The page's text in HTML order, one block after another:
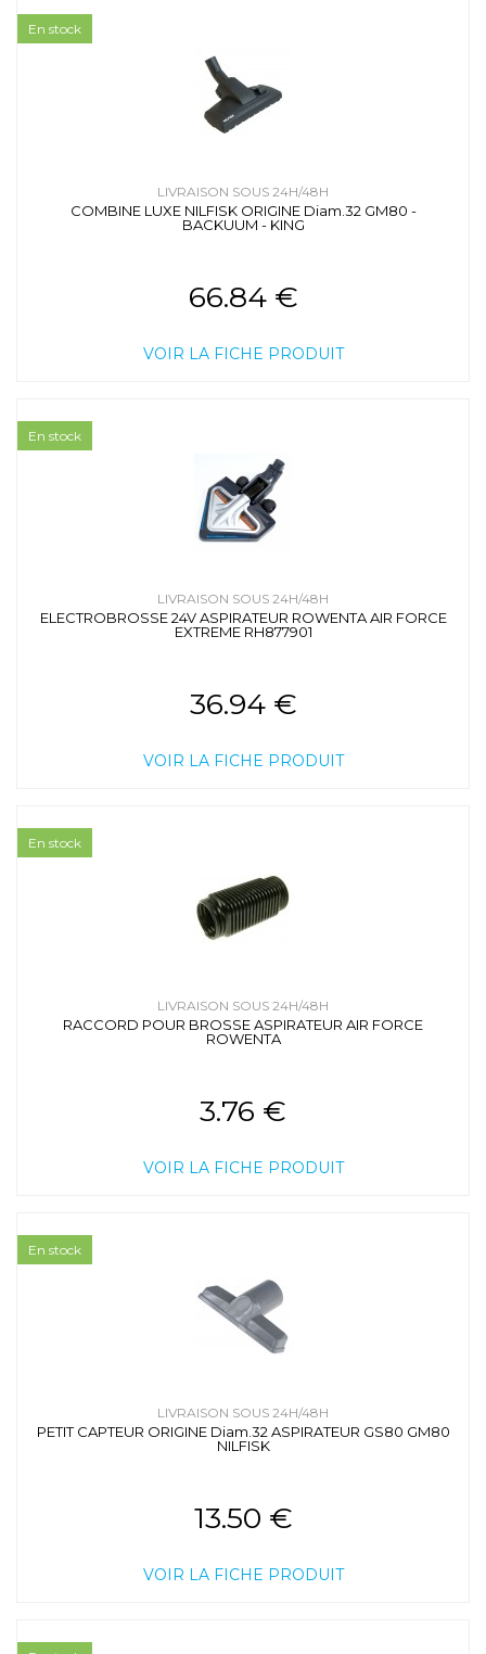
LIVRAISON SOUS 24H/48H
COMBINE LUXE NILFISK ORIGINE Diam.32 GM80 -
BACKUUM - KING
66.84 €
VOIR LA FICHE PRODUIT
En stock
LIVRAISON SOUS 24H/48H
ELECTROBROSSE 24V ASPIRATEUR ROWENTA AIR FORCE
EXTREME RH877901
36.94 €
VOIR LA FICHE PRODUIT
En stock
LIVRAISON SOUS 24H/48H
RACCORD POUR BROSSE ASPIRATEUR AIR FORCE
ROWENTA
3.76 €
VOIR LA FICHE PRODUIT
En stock
LIVRAISON SOUS 24H/48H
PETIT CAPTEUR ORIGINE Diam.32 ASPIRATEUR GS80 GM80
NILFISK
13.50 €
VOIR LA FICHE PRODUIT
En stock